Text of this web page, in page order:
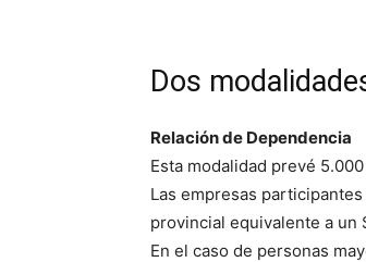
Dos
Relación de Dependencia
Esta modalidad prevé
Las empresas
provincial equivalente a un
En el caso de personas